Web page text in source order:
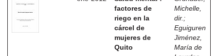
factores de
riego en la
cárcel de
mujeres de
Quito
Michelle,
dir. ;
Eguiguren
Jiménez,
María de